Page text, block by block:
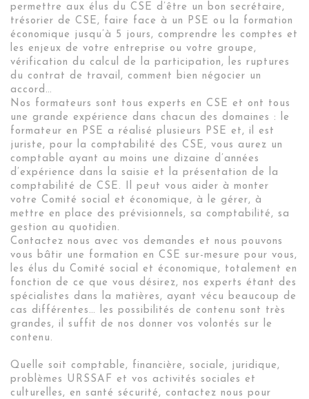
permettre aux élus du CSE d’être un bon secrétaire,
trésorier de CSE, faire face à un PSE ou la formation
économique jusqu’à 5 jours, comprendre les comptes et
les enjeux de votre entreprise ou votre groupe,
vérification du calcul de la participation, les ruptures
du contrat de travail, comment bien négocier un
accord…
Nos formateurs sont tous experts en CSE et ont tous
une grande expérience dans chacun des domaines : le
formateur en PSE a réalisé plusieurs PSE et, il est
juriste, pour la comptabilité des CSE, vous aurez un
comptable ayant au moins une dizaine d’années
d’expérience dans la saisie et la présentation de la
comptabilité de CSE. Il peut vous aider à monter
votre Comité social et économique, à le gérer, à
mettre en place des prévisionnels, sa comptabilité, sa
gestion au quotidien.
Contactez nous avec vos demandes et nous pouvons
vous bâtir une formation en CSE sur-mesure pour vous,
les élus du Comité social et économique, totalement en
fonction de ce que vous désirez, nos experts étant des
spécialistes dans la matières, ayant vécu beaucoup de
cas différentes… les possibilités de contenu sont très
grandes, il suffit de nos donner vos volontés sur le
contenu.
Quelle soit comptable, financière, sociale, juridique,
problèmes URSSAF et vos activités sociales et
culturelles, en santé sécurité, contactez nous pour